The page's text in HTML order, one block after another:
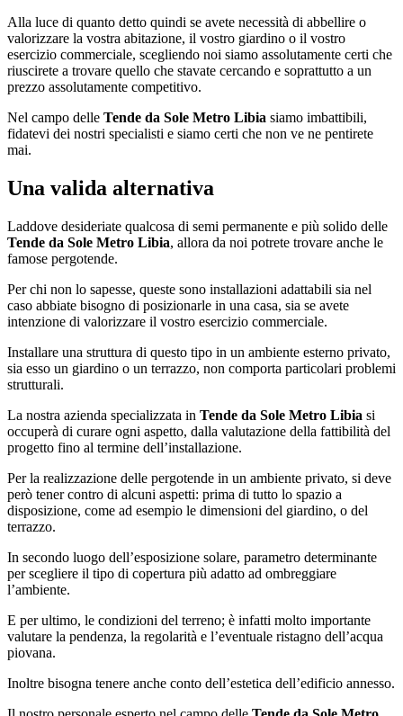
Alla luce di quanto detto quindi se avete necessità di abbellire o
valorizzare la vostra abitazione, il vostro giardino o il vostro
esercizio commerciale, scegliendo noi siamo assolutamente certi che
riuscirete a trovare quello che stavate cercando e soprattutto a un
prezzo assolutamente competitivo.
Nel campo delle Tende da Sole Metro Libia siamo imbattibili,
fidatevi dei nostri specialisti e siamo certi che non ve ne pentirete
mai.
Una valida alternativa
Laddove desideriate qualcosa di semi permanente e più solido delle
Tende da Sole Metro Libia, allora da noi potrete trovare anche le
famose pergotende.
Per chi non lo sapesse, queste sono installazioni adattabili sia nel
caso abbiate bisogno di posizionarle in una casa, sia se avete
intenzione di valorizzare il vostro esercizio commerciale.
Installare una struttura di questo tipo in un ambiente esterno privato,
sia esso un giardino o un terrazzo, non comporta particolari problemi
strutturali.
La nostra azienda specializzata in Tende da Sole Metro Libia si
occuperà di curare ogni aspetto, dalla valutazione della fattibilità del
progetto fino al termine dell’installazione.
Per la realizzazione delle pergotende in un ambiente privato, si deve
però tener contro di alcuni aspetti: prima di tutto lo spazio a
disposizione, come ad esempio le dimensioni del giardino, o del
terrazzo.
In secondo luogo dell’esposizione solare, parametro determinante
per scegliere il tipo di copertura più adatto ad ombreggiare
l’ambiente.
E per ultimo, le condizioni del terreno; è infatti molto importante
valutare la pendenza, la regolarità e l’eventuale ristagno dell’acqua
piovana.
Inoltre bisogna tenere anche conto dell’estetica dell’edificio annesso.